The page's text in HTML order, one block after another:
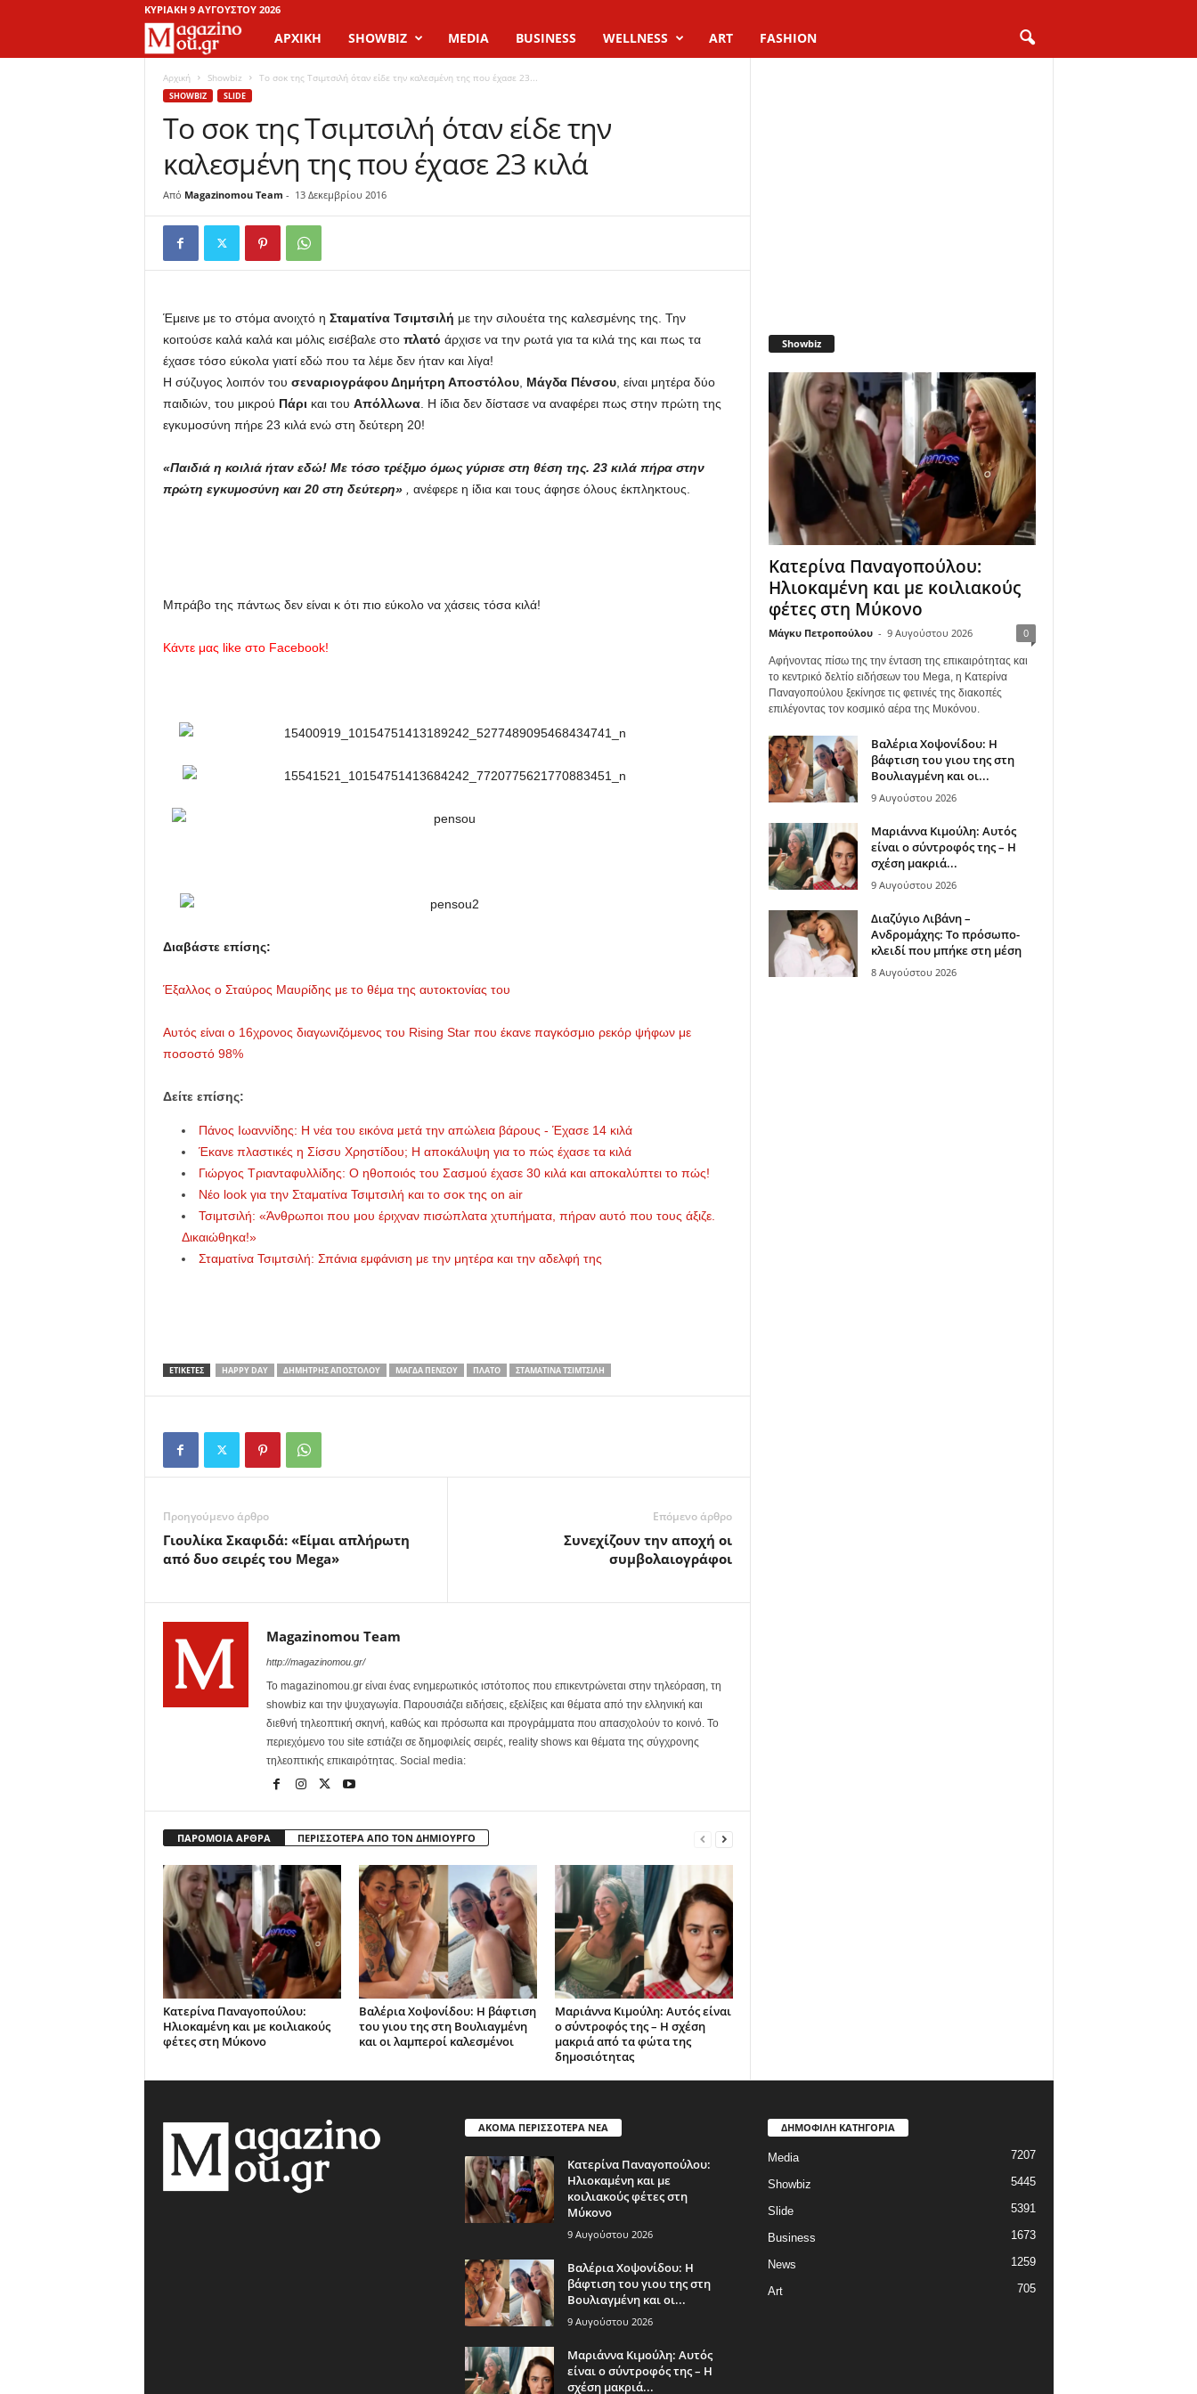
ΚΥΡΙΑΚΉ 9 ΑΥΓΟΎΣΤΟΥ 2026
a
a
z
n
o
u
ΑΡΧΙΚΉ SHOWBIZ MEDIA BUSINESS WELLNESS ART FASHION
Αρχική Showbiz Το σοκ της Τσιμτσιλή όταν είδε την καλεσμένη της που έχασε 23...
SHOWBIZ SLIDE
Το σοκ της Τσιμτσιλή όταν είδε την
καλεσμένη της που έχασε 23 κιλά
Από Magazinomou Team - 13 Δεκεμβρίου 2016
Έμεινε με το στόμα ανοιχτό η Σταματίνα Τσιμτσιλή με την σιλουέτα της καλεσμένης της. Την
κοιτούσε καλά καλά και μόλις εισέβαλε στο πλατό άρχισε να την ρωτά για τα κιλά της και πως τα
έχασε τόσο εύκολα γιατί εδώ που τα λέμε δεν ήταν και λίγα!
Η σύζυγος λοιπόν του σεναριογράφου Δημήτρη Αποστόλου, Μάγδα Πένσου, είναι μητέρα δύο
παιδιών, του μικρού Πάρι και του Απόλλωνα. Η ίδια δεν δίστασε να αναφέρει πως στην πρώτη της
εγκυμοσύνη πήρε 23 κιλά ενώ στη δεύτερη 20!
«Παιδιά η κοιλιά ήταν εδώ! Με τόσο τρέξιμο όμως γύρισε στη θέση της. 23 κιλά πήρα στην
πρώτη εγκυμοσύνη και 20 στη δεύτερη», ανέφερε η ίδια και τους άφησε όλους έκπληκτους.
Μπράβο της πάντως δεν είναι κ ότι πιο εύκολο να χάσεις τόσα κιλά!
Κάντε μας like στο Facebook!
Διαβάστε επίσης:
Έξαλλος ο Σταύρος Μαυρίδης με το θέμα της αυτοκτονίας του
Αυτός είναι ο 16χρονος διαγωνιζόμενος του Rising Star που έκανε παγκόσμιο ρεκόρ ψήφων με
ποσοστό 98%
Δείτε επίσης:
Πάνος Ιωαννίδης: Η νέα του εικόνα μετά την απώλεια βάρους - Έχασε 14 κιλά
Έκανε πλαστικές η Σίσσυ Χρηστίδου; Η αποκάλυψη για το πώς έχασε τα κιλά
Γιώργος Τριανταφυλλίδης: Ο ηθοποιός του Σασμού έχασε 30 κιλά και αποκαλύπτει το πώς!
Νέο look για την Σταματίνα Τσιμτσιλή και το σοκ της on air
Τσιμτσιλή: «Άνθρωποι που μου έριχναν πισώπλατα χτυπήματα, πήραν αυτό που τους άξιζε.
Δικαιώθηκα!»
Σταματίνα Τσιμτσιλή: Σπάνια εμφάνιση με την μητέρα και την αδελφή της
ΕΤΙΚΕΤΕΣ HAPPY DAY ΔΗΜΉΤΡΗΣ ΑΠΟΣΤΌΛΟΥ ΜΆΓΔΑ ΠΈΝΣΟΥ ΠΛΑΤΌ ΣΤΑΜΑΤΊΝΑ ΤΣΙΜΤΣΙΛΉ
Προηγούμενο άρθρο
Γιουλίκα Σκαφιδά: «Είμαι απλήρωτη
από δυο σειρές του Mega»
Επόμενο άρθρο
Συνεχίζουν την αποχή οι
συμβολαιογράφοι
Magazinomou Team
http://magazinomou.gr/
Το magazinomou.gr είναι ένας ενημερωτικός ιστότοπος που επικεντρώνεται στην τηλεόραση, τη
showbiz και την ψυχαγωγία. Παρουσιάζει ειδήσεις, εξελίξεις και θέματα από την ελληνική και
διεθνή τηλεοπτική σκηνή, καθώς και πρόσωπα και προγράμματα που απασχολούν το κοινό. Το
περιεχόμενο του site εστιάζει σε δημοφιλείς σειρές, reality shows και θέματα της σύγχρονης
τηλεοπτικής επικαιρότητας. Social media:
ΠΑΡΟΜΟΙΑ ΑΡΘΡΑ ΠΕΡΙΣΣΟΤΕΡΑ ΑΠΟ ΤΟΝ ΔΗΜΙΟΥΡΓΟ
Κατερίνα Παναγοπούλου:
Ηλιοκαμένη και με κοιλιακούς
φέτες στη Μύκονο
Βαλέρια Χοψονίδου: Η βάφτιση
του γιου της στη Βουλιαγμένη
και οι λαμπεροί καλεσμένοι
Μαριάννα Κιμούλη: Αυτός είναι
ο σύντροφός της – Η σχέση
μακριά από τα φώτα της
δημοσιότητας
Showbiz
Κατερίνα Παναγοπούλου:
Ηλιοκαμένη και με κοιλιακούς
φέτες στη Μύκονο
Μάγκυ Πετροπούλου - 9 Αυγούστου 2026 0
Αφήνοντας πίσω της την ένταση της επικαιρότητας και
το κεντρικό δελτίο ειδήσεων του Mega, η Κατερίνα
Παναγοπούλου ξεκίνησε τις φετινές της διακοπές
επιλέγοντας τον κοσμικό αέρα της Μυκόνου.
Βαλέρια Χοψονίδου: Η
βάφτιση του γιου της στη
Βουλιαγμένη και οι...
9 Αυγούστου 2026
Μαριάννα Κιμούλη: Αυτός
είναι ο σύντροφός της – Η
σχέση μακριά...
9 Αυγούστου 2026
Διαζύγιο Λιβάνη –
Ανδρομάχης: Το πρόσωπο-
κλειδί που μπήκε στη μέση
8 Αυγούστου 2026
ΑΚΟΜΑ ΠΕΡΙΣΣΟΤΕΡΑ ΝΕΑ
Κατερίνα Παναγοπούλου:
Ηλιοκαμένη και με
κοιλιακούς φέτες στη
Μύκονο
9 Αυγούστου 2026
Βαλέρια Χοψονίδου: Η
βάφτιση του γιου της στη
Βουλιαγμένη και οι...
9 Αυγούστου 2026
Μαριάννα Κιμούλη: Αυτός
είναι ο σύντροφός της – Η
σχέση μακριά...
ΔΗΜΟΦΙΛΗ ΚΑΤΗΓΟΡΙΑ
Media 7207
Showbiz 5445
Slide 5391
Business 1673
News 1259
Art 705